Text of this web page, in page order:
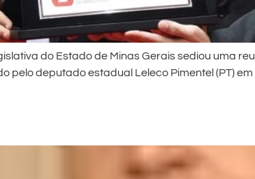
do Estado de Minas Gerais sediou uma
pelo deputado estadual Leleco Pimentel (PT)